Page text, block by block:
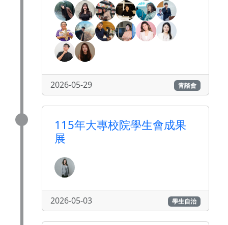
2026-05-29 青諮會
115年大專校院學生會成果
展
2026-05-03 學生自治